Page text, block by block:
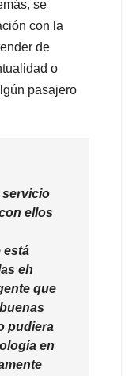
se
con la
de
o
pasajero
servicio
ellos
está
eh
que
pudiera
en